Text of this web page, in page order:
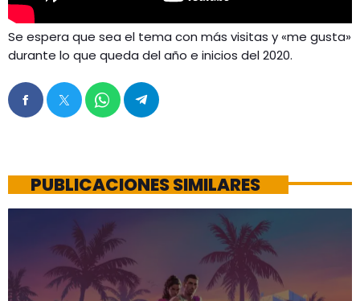
Se espera que sea el tema con más visitas y «me gusta»
durante lo que queda del año e inicios del 2020.
PUBLICACIONES SIMILARES